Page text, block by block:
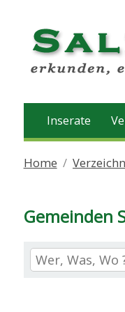
Inserate
Home
Gemeinden